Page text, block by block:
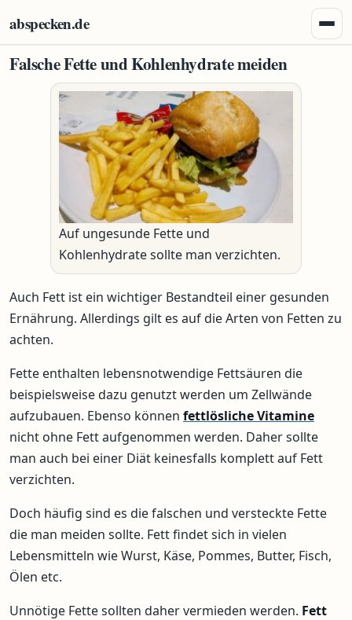
abspecken.de
Falsche Fette und Kohlenhydrate meiden
Auf ungesunde Fette und
Kohlenhydrate sollte man verzichten.
Auch Fett ist ein wichtiger Bestandteil einer gesunden
Ernährung. Allerdings gilt es auf die Arten von Fetten zu
achten.
Fette enthalten lebensnotwendige Fettsäuren die
beispielsweise dazu genutzt werden um Zellwände
aufzubauen. Ebenso können fettlösliche Vitamine
nicht ohne Fett aufgenommen werden. Daher sollte
man auch bei einer Diät keinesfalls komplett auf Fett
verzichten.
Doch häufig sind es die falschen und versteckte Fette
die man meiden sollte. Fett findet sich in vielen
Lebensmitteln wie Wurst, Käse, Pommes, Butter, Fisch,
Ölen etc.
Unnötige Fette sollten daher vermieden werden. Fett